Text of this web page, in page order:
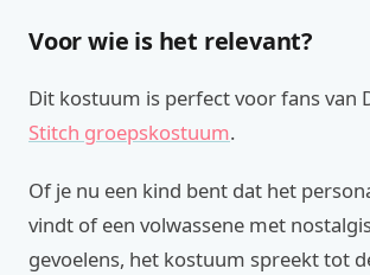
Voor wie is het relevant?
Dit kostuum is perfect voor fans van
Stitch groepskostuum.
Of je nu een kind bent dat het
vindt of een volwassene met
gevoelens, het kostuum spreekt tot